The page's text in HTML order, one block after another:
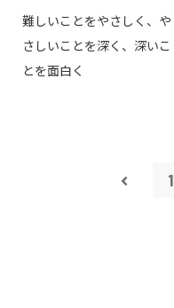
難しいことをやさしく、や
さしいことを深く、深いこ
とを面白く
1